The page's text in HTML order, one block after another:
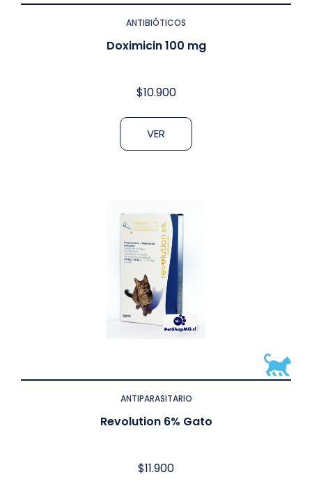
ANTIBIÓTICOS
Doximicin 100 mg
$10.900
VER
ANTIPARASITARIO
Revolution 6% Gato
$11.900